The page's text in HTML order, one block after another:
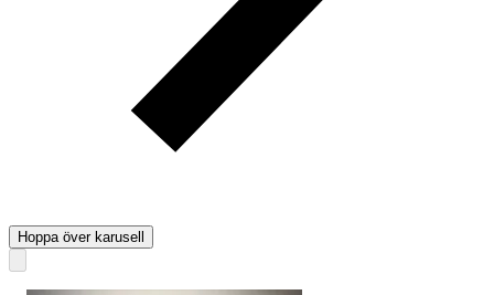
Hoppa över karusell